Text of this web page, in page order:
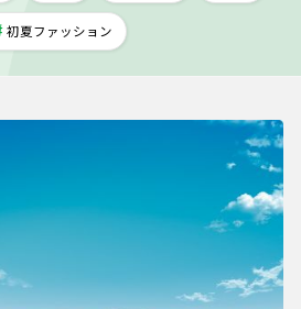
初夏ファッション